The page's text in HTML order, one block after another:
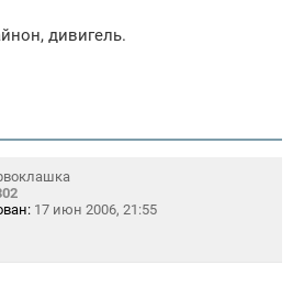
дивигель.
17 июн 2006, 21:55